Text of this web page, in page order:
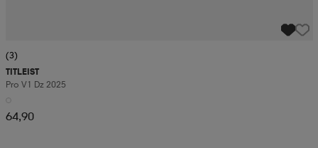
(3)
TITLEIST
Pro V1 Dz 2025
64,90